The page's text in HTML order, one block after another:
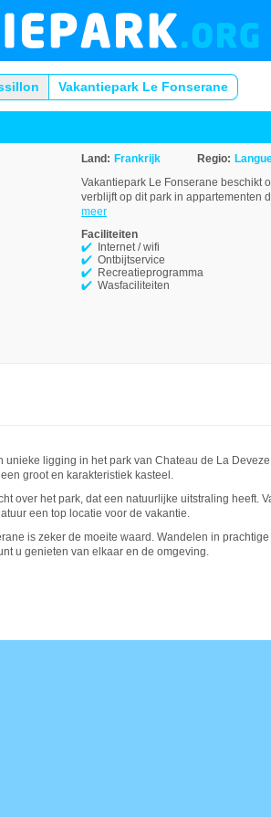
Vakantiepark Le Fonserane
Land: Frankrijk Regio:
Vakantiepark Le Fonserane beschikt
verblijft op dit park in appartementen
meer
Faciliteiten
Internet / wifi
Ontbijtservice
Recreatieprogramma
Wasfaciliteiten
ligging in het park van Chateau de La
groot en karakteristiek kasteel.
over het park, dat een natuurlijke uitstraling heeft.
een top locatie voor de vakantie.
is zeker de moeite waard. Wandelen in
u genieten van elkaar en de omgeving.